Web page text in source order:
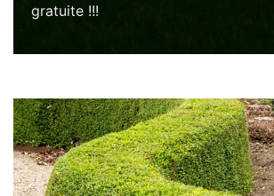
gratuite !!!